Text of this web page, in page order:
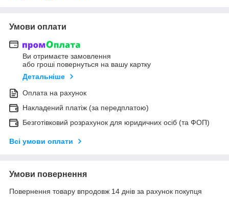
Умови оплати
Ви отримаєте замовлення
або гроші повернуться на вашу картку
Детальніше
Оплата на рахунок
Накладений платіж (за передплатою)
Безготівковий розрахунок для юридичних осіб (та ФОП)
Всі умови оплати
Умови повернення
Повернення товару впродовж 14 днів за рахунок покупця